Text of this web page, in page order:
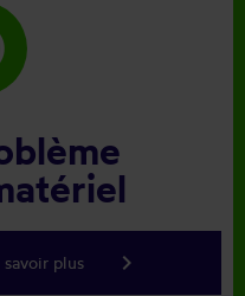
savoir plus keyboard_arrow_right